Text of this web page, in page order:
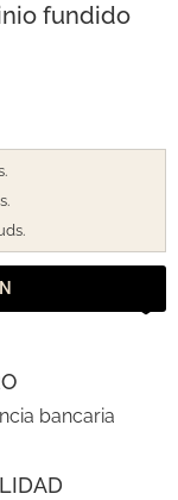
fundido
bancaria